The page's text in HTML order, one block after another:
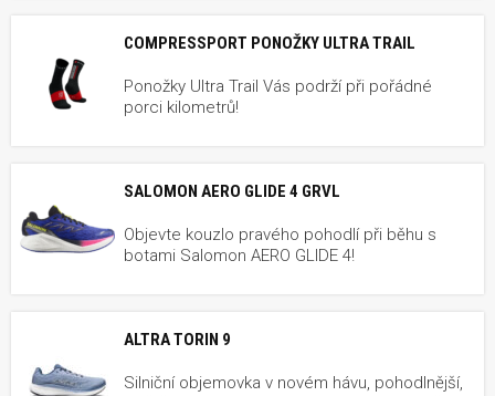
COMPRESSPORT PONOŽKY ULTRA TRAIL
Ponožky Ultra Trail Vás podrží při pořádné
porci kilometrů!
SALOMON AERO GLIDE 4 GRVL
Objevte kouzlo pravého pohodlí při běhu s
botami Salomon AERO GLIDE 4!
ALTRA TORIN 9
Silniční objemovka v novém hávu, pohodlnější,